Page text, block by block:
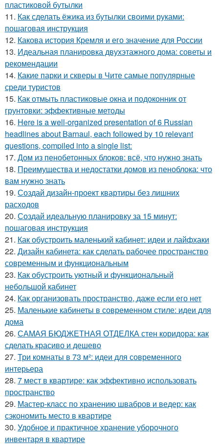
пластиковой бутылки
11. Как сделать ёжика из бутылки своими руками:
пошаговая инструкция
12. Какова история Кремля и его значение для России
13. Идеальная планировка двухэтажного дома: советы и
рекомендации
14. Какие парки и скверы в Чите самые популярные
среди туристов
15. Как отмыть пластиковые окна и подоконник от
грунтовки: эффективные методы
16. Here is a well-organized presentation of 6 Russian
headlines about Barnaul, each followed by 10 relevant
questions, compiled into a single list:
17. Дом из пенобетонных блоков: всё, что нужно знать
18. Преимущества и недостатки домов из пеноблока: что
вам нужно знать
19. Создай дизайн-проект квартиры без лишних
расходов
20. Создай идеальную планировку за 15 минут:
пошаговая инструкция
21. Как обустроить маленький кабинет: идеи и лайфхаки
22. Дизайн кабинета: как сделать рабочее пространство
современным и функциональным
23. Как обустроить уютный и функциональный
небольшой кабинет
24. Как организовать пространство, даже если его нет
25. Маленькие кабинеты в современном стиле: идеи для
дома
26. САМАЯ БЮДЖЕТНАЯ ОТДЕЛКА стен коридора: как
сделать красиво и дешево
27. Три комнаты в 73 м²: идеи для современного
интерьера
28. 7 мест в квартире: как эффективно использовать
пространство
29. Мастер-класс по хранению швабров и ведер: как
сэкономить место в квартире
30. Удобное и практичное хранение уборочного
инвентаря в квартире